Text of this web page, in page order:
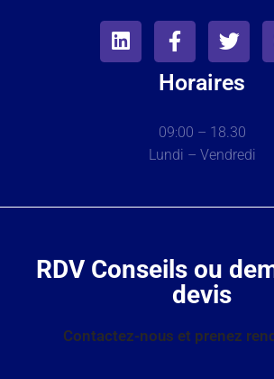
Horaires
09:00 – 18 .30
Lundi – Vendredi
RDV Conseils ou
devis
Contactez-nous et prenez